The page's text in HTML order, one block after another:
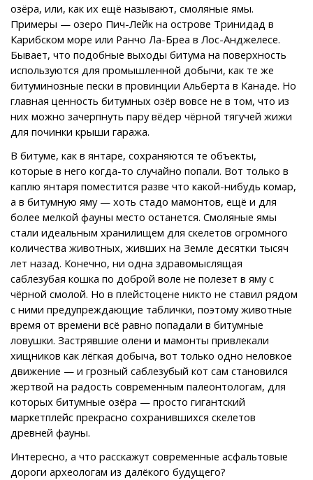
озёра, или, как их ещё называют, смоляные ямы.
Примеры — озеро Пич-Лейк на острове Тринидад в
Карибском море или Ранчо Ла-Бреа в Лос-Анджелесе.
Бывает, что подобные выходы битума на поверхность
используются для промышленной добычи, как те же
битуминозные пески в провинции Альберта в Канаде. Но
главная ценность битумных озёр вовсе не в том, что из
них можно зачерпнуть пару вёдер чёрной тягучей жижи
для починки крыши гаража.
В битуме, как в янтаре, сохраняются те объекты,
которые в него когда-то случайно попали. Вот только в
каплю янтаря поместится разве что какой-нибудь комар,
а в битумную яму — хоть стадо мамонтов, ещё и для
более мелкой фауны место останется. Смоляные ямы
стали идеальным хранилищем для скелетов огромного
количества животных, живших на Земле десятки тысяч
лет назад. Конечно, ни одна здравомыслящая
саблезубая кошка по доброй воле не полезет в яму с
чёрной смолой. Но в плейстоцене никто не ставил рядом
с ними предупреждающие таблички, поэтому животные
время от времени всё равно попадали в битумные
ловушки. Застрявшие олени и мамонты привлекали
хищников как лёгкая добыча, вот только одно неловкое
движение — и грозный саблезубый кот сам становился
жертвой на радость современным палеонтологам, для
которых битумные озёра — просто гигантский
маркетплейс прекрасно сохранившихся скелетов
древней фауны.
Интересно, а что расскажут современные асфальтовые
дороги археологам из далёкого будущего?